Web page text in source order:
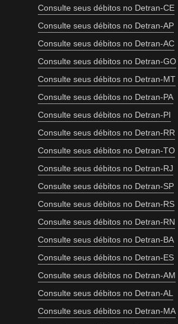
Consulte seus débitos no Detran-CE
Consulte seus débitos no Detran-AP
Consulte seus débitos no Detran-AC
Consulte seus débitos no Detran-GO
Consulte seus débitos no Detran-MT
Consulte seus débitos no Detran-PA
Consulte seus débitos no Detran-PI
Consulte seus débitos no Detran-RR
Consulte seus débitos no Detran-TO
Consulte seus débitos no Detran-RJ
Consulte seus débitos no Detran-SP
Consulte seus débitos no Detran-RS
Consulte seus débitos no Detran-RN
Consulte seus débitos no Detran-BA
Consulte seus débitos no Detran-ES
Consulte seus débitos no Detran-AM
Consulte seus débitos no Detran-AL
Consulte seus débitos no Detran-MA